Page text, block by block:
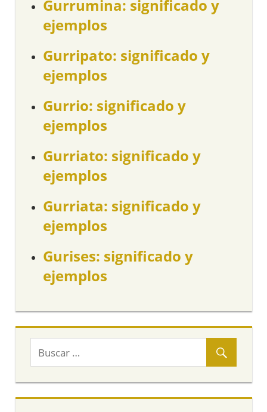
Gurrumina: significado y
ejemplos
Gurripato: significado y
ejemplos
Gurrio: significado y
ejemplos
Gurriato: significado y
ejemplos
Gurriata: significado y
ejemplos
Gurises: significado y
ejemplos